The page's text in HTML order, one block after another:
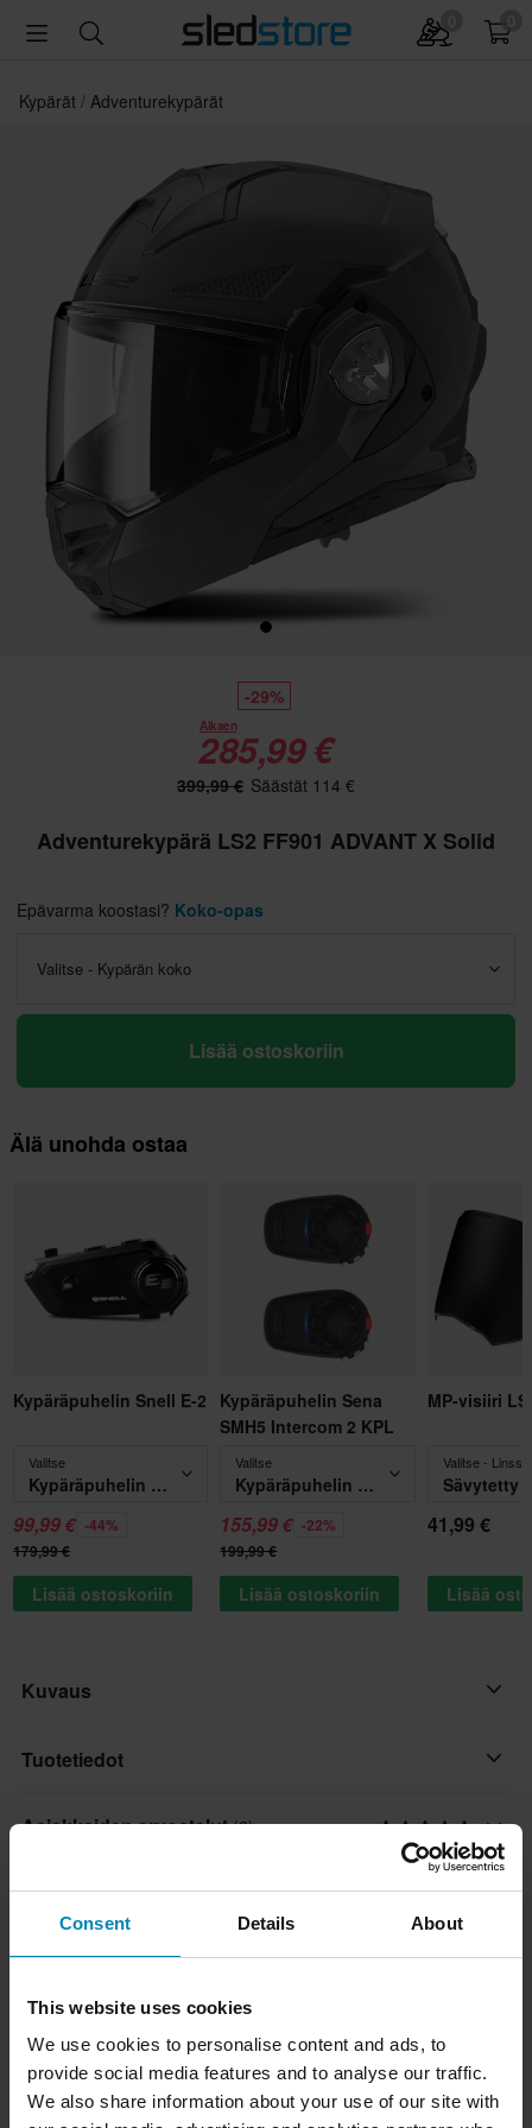
Consent Details About
This website uses cookies
We use cookies to personalise content and ads, to
provide social media features and to analyse our traffic.
We also share information about your use of our site with
Kypärät Adventurekypärät
-29%
Alkaen
285,99 €
399,99 € Säästät 114 €
Adventurekypärä LS2 FF901 ADVANT X Solid
Epävarma koostasi? Koko-opas
Valitse - Kypärän koko
Lisää ostoskoriin
Älä unohda ostaa
Kypäräpuhelin Snell E-2
Valitse
Kypäräpuhelin Snell E-2
99,99 € -44%
179,99 €
Lisää ostoskoriin
Kypäräpuhelin Sena
SMH5 Intercom 2 KPL
Valitse
Kypäräpuhelin Sena SMH5 Intercom 2 KPL
155,99 € -22%
199,99 €
Lisää ostoskoriin
MP-visiiri
Valitse -
Sävytetty
41,99 €
Lisää
Kuvaus
LS2 FF901 ADVANT on todellinen muuntuja. Kaupungista
• HPFC (High Performance Fiberglass Composite) -kuori
• Alas kääntyvä aurinkovisiiri
• Mikrometrinen solki
• Mukavuusvuori, irrotettava ja pestävä
• Hengittävä, hypoallergeeninen sisävuori
• Tummennettu visiiri mukana
Tuotetiedot
Väri
Hätäpoistojärjestelmä
Materiaali
Lasikuitu
Asiakkaiden arvostelut(2)
Koko-opas
Toimitus ja palautus
Toimitamme päivittäin tilauksia kaikkialle Pohjoismaissa.
Teemme aina parhaamme varmistaaksemme, että vastaanotat
tuotteet mahdollisimman nopeasti!
Kysymyksiä tuotteesta (Kysy jotain)
Kysy jotain
Suosikit tuotemerkiltä LS2